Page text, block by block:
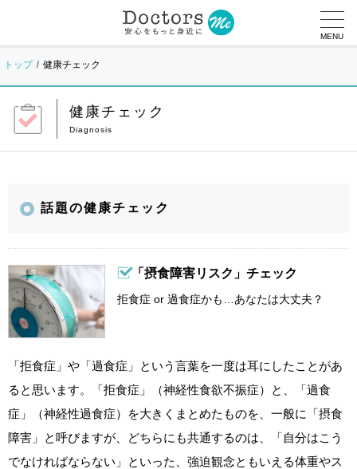
MENU
トップ 健康チェック
健康チェック
話題の健康チェック
「摂食障害リスク」チェック
拒食症 or 過食症かも…あなたは大丈夫？
「拒食症」や「過食症」という言葉を一度は耳にしたことがあ
ると思います。「拒食症」（神経性食欲不振症）と、「過食
症」（神経性過食症）を大きくまとめたものを、一般に「摂食
障害」と呼びますが、どちらにも共通するのは、「自分はこう
でなければならない」といった、強迫観念ともいえる体重やス